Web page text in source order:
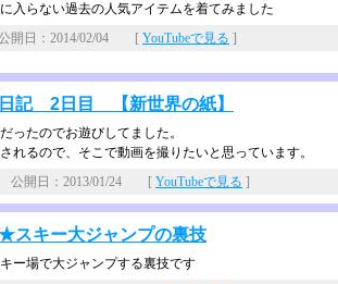
入らない過去の人気アイテムを着てみました
開日：2014/02/04 [ YouTubeで見る ]
記 2日目 【新世界の紙】
ったのでお遊びしてました。
れるので、そこで動画を撮りたいと思っています。
公開日：2013/01/24 [ YouTubeで見る ]
スキー大ジャンプの裏技
ー場で大ジャンプする裏技です